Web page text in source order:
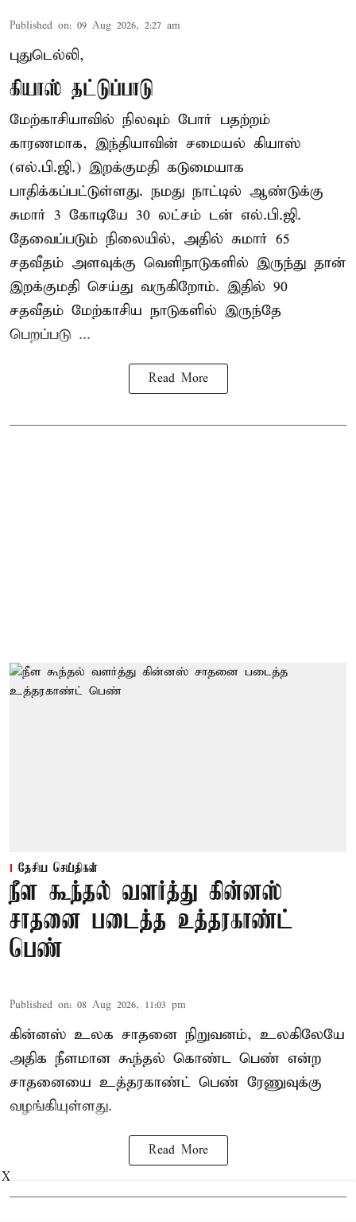
Published on: 09 Aug 2026, 2:27 am
புதுடெல்லி,
கியாஸ் தட்டுப்பாடு
மேற்காசியாவில் நிலவும் போர் பதற்றம்
காரணமாக, இந்தியாவின் சமையல் கியாஸ்
(எல்.பி.ஜி.) இறக்குமதி கடுமையாக
பாதிக்கப்பட்டுள்ளது. நமது நாட்டில் ஆண்டுக்கு
சுமார் 3 கோடியே 30 லட்சம் டன் எல்.பி.ஜி.
தேவைப்படும் நிலையில், அதில் சுமார் 65
சதவீதம் அளவுக்கு வெளிநாடுகளில் இருந்து தான்
இறக்குமதி செய்து வருகிறோம். இதில் 90
சதவீதம் மேற்காசிய நாடுகளில் இருந்தே
பெறப்படு ...
Read More
தேசிய செய்திகள்
நீள கூந்தல் வளர்த்து கின்னஸ்
சாதனை படைத்த உத்தரகாண்ட்
பெண்
Published on: 08 Aug 2026, 11:03 pm
கின்னஸ் உலக சாதனை நிறுவனம், உலகிலேயே
அதிக நீளமான கூந்தல் கொண்ட பெண் என்ற
சாதனையை உத்தரகாண்ட் பெண் ரேணுவுக்கு
வழங்கியுள்ளது.
Read More
X